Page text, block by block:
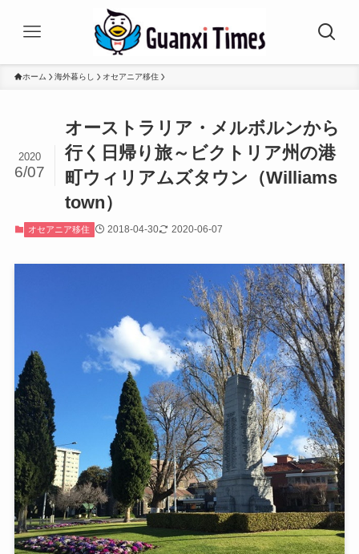
ホーム 海外暮らし オセアニア移住
オーストラリア・メルボルンから
行く日帰り旅～ビクトリア州の港
町ウィリアムズタウン（Williams
town）
2020
6/07
オセアニア移住 2018-04-30 2020-06-07